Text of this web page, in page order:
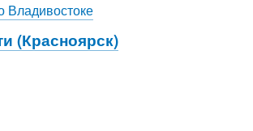
Владивостоке
(Красноярск)